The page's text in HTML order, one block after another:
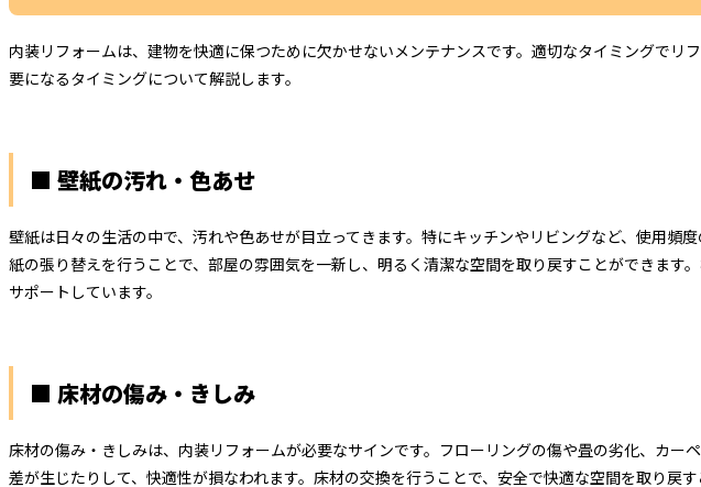
内装リフォームは、建物を快適に保つために欠かせないメンテナンスです。適切なタイミングで
要になるタイミングについて解説します。
■ 壁紙の汚れ・色あせ
壁紙は日々の生活の中で、汚れや色あせが目立ってきます。特にキッチンやリビングなど、使用
紙の張り替えを行うことで、部屋の雰囲気を一新し、明るく清潔な空間を取り戻すことができま
サポートしています。
■ 床材の傷み・きしみ
床材の傷み・きしみは、内装リフォームが必要なサインです。フローリングの傷や畳の劣化、カ
差が生じたりして、快適性が損なわれます。床材の交換を行うことで、安全で快適な空間を取り